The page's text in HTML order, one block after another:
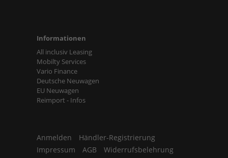
Informationen
All inclusiv Leasing
Mobilty Services
Vario Finance
Deutsche Neuwagen
EU Neuwagen
Reimport - Infos
Anmelden
Händler-Registrierung
Impressum
AGB
Widerrufsbelehrung